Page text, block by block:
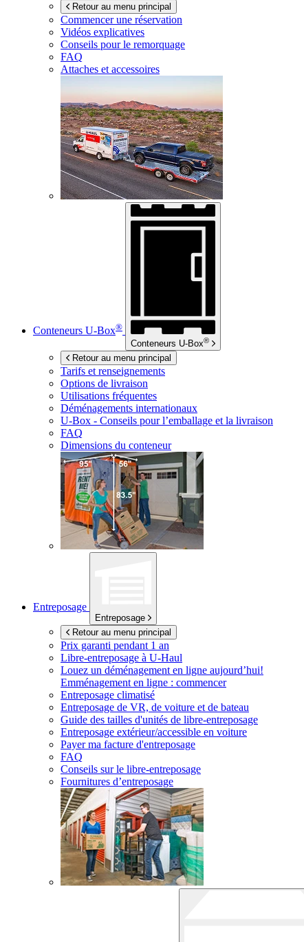
Retour au menu principal
Commencer une réservation
Vidéos explicatives
Conseils pour le remorquage
FAQ
Attaches et accessoires
Conteneurs U-Box®
Conteneurs U-Box®
Retour au menu principal
Tarifs et renseignements
Options de livraison
Utilisations fréquentes
Déménagements internationaux
U-Box - Conseils pour l’emballage et la livraison
FAQ
Dimensions du conteneur
Entreposage
Entreposage
Retour au menu principal
Prix garanti pendant 1 an
Libre-entreposage à U-Haul
Louez un déménagement en ligne aujourd’hui!
Emménagement en ligne : commencer
Entreposage climatisé
Entreposage de VR, de voiture et de bateau
Guide des tailles d'unités de libre-entreposage
Entreposage extérieur/accessible en voiture
Payer ma facture d'entreposage
FAQ
Conseils sur le libre-entreposage
Fournitures d’entreposage